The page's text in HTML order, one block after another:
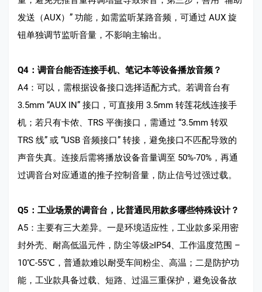
发送（AUX）” 功能，如需监听某路音频，可通过 AUX 旋
钮单独调节监听音量，不影响主输出。
Q4：调音台能否连接手机、笔记本等设备播放音频？
A4：可以，需根据设备接口选择适配方式。若调音台有
3.5mm “AUX IN” 接口，可直接用 3.5mm 转莲花线连接手
机；若只有卡侬、TRS 平衡接口，需通过 “3.5mm 转双
TRS 线” 或 “USB 音频接口” 转接，避免接口不匹配导致的
声音失真。连接后需将播放设备音量调至 50%-70%，再通
过调音台对应通道的推子控制音量，防止信号过强过载。
Q5：工业场景的调音台，比普通民用款多哪些特殊设计？
A5：主要有三大差异。一是环境适应性，工业款多采用密
封外壳、耐高低温元件，防尘等级≥IP54、工作温度范围 –
10℃-55℃，普通款难以耐受车间粉尘、高温；二是防护功
能，工业款具备过载、短路、过温三重保护，避免设备故